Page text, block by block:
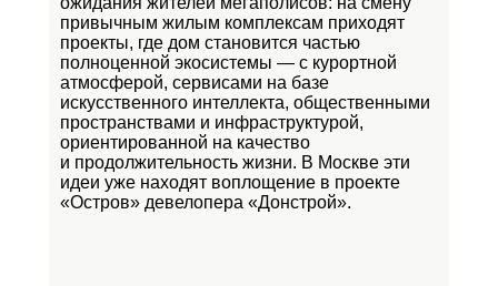
привычным жилым комплексам приходят
проекты, где дом становится частью
полноценной экосистемы — с курортной
атмосферой, сервисами на базе
искусственного интеллекта, общественными
пространствами и инфраструктурой,
ориентированной на качество
и продолжительность жизни. В Москве эти
идеи уже находят воплощение в проекте
«Остров» девелопера «Донстрой».